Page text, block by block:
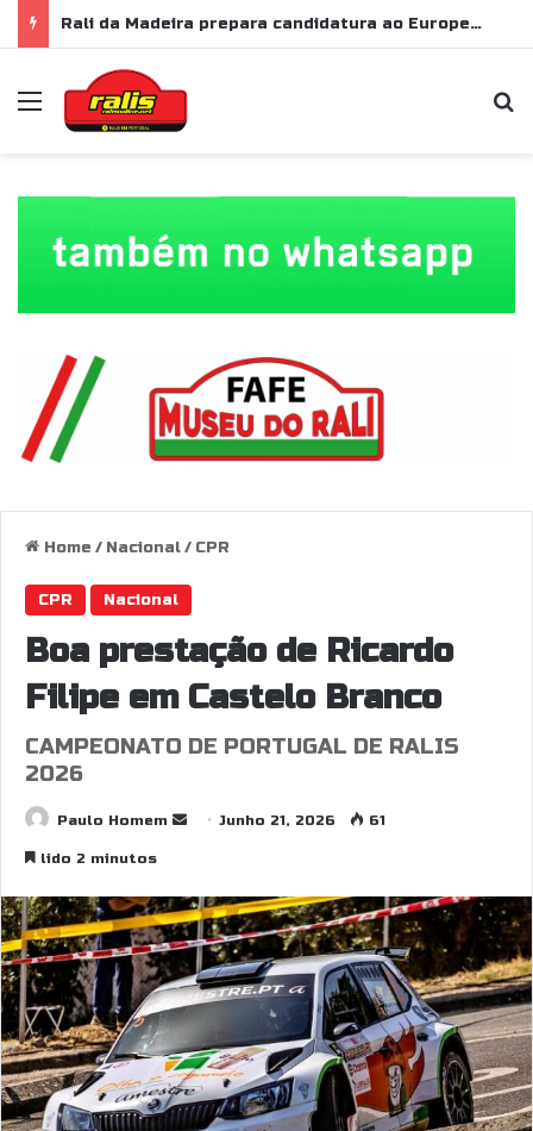
Rali da Madeira prepara candidatura ao Europeu de Ralis para 2028
Menu
Home / Nacional/ CPR
CPR Nacional
Boa prestação de Ricardo
Filipe em Castelo Branco
CAMPEONATO DE PORTUGAL DE RALIS
2026
Paulo Homem
SendJunho 21, 2026 61
lido 2 minutos